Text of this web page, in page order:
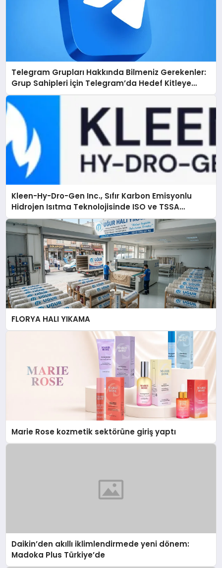
Telegram Grupları Hakkında Bilmeniz Gerekenler:
Grup Sahipleri İçin Telegram’da Hedef Kitleye
Ulaşma
Kleen-Hy-Dro-Gen Inc., Sıfır Karbon Emisyonlu
Hidrojen Isıtma Teknolojisinde ISO ve TSSA
Düzenleyici Onaylarını Aldı
FLORYA HALI YIKAMA
Marie Rose kozmetik sektörüne giriş yaptı
Daikin’den akıllı iklimlendirmede yeni dönem:
Madoka Plus Türkiye’de